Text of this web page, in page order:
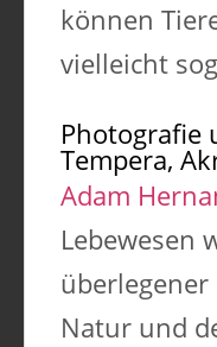
können
vielleicht
Photografie
Tempera,
Adam
Lebewesen
Natur und